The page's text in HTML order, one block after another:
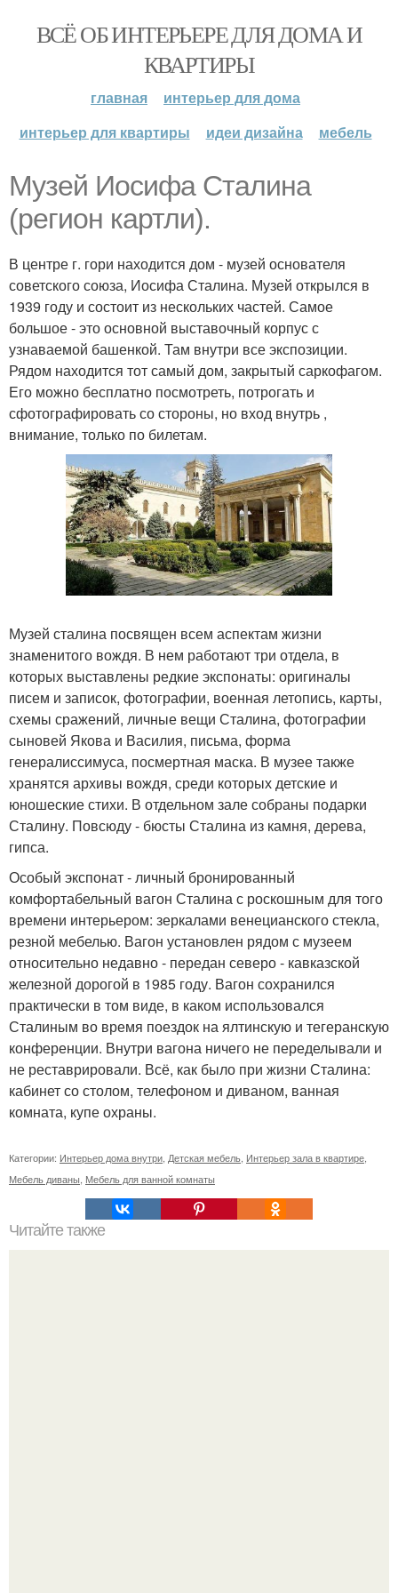
ВСЁ ОБ ИНТЕРЬЕРЕ ДЛЯ ДОМА И
КВАРТИРЫ
главная
интерьер для дома
интерьер для квартиры
идеи дизайна мебель
Музей Иосифа Сталина
(регион картли).
В центре г. гори находится дом - музей основателя
советского союза, Иосифа Сталина. Музей открылся в
1939 году и состоит из нескольких частей. Самое
большое - это основной выставочный корпус с
узнаваемой башенкой. Там внутри все экспозиции.
Рядом находится тот самый дом, закрытый саркофагом.
Его можно бесплатно посмотреть, потрогать и
сфотографировать со стороны, но вход внутрь ,
внимание, только по билетам.
Музей сталина посвящен всем аспектам жизни
знаменитого вождя. В нем работают три отдела, в
которых выставлены редкие экспонаты: оригиналы
писем и записок, фотографии, военная летопись, карты,
схемы сражений, личные вещи Сталина, фотографии
сыновей Якова и Василия, письма, форма
генералиссимуса, посмертная маска. В музее также
хранятся архивы вождя, среди которых детские и
юношеские стихи. В отдельном зале собраны подарки
Сталину. Повсюду - бюсты Сталина из камня, дерева,
гипса.
Особый экспонат - личный бронированный
комфортабельный вагон Сталина с роскошным для того
времени интерьером: зеркалами венецианского стекла,
резной мебелью. Вагон установлен рядом с музеем
относительно недавно - передан северо - кавказской
железной дорогой в 1985 году. Вагон сохранился
практически в том виде, в каком использовался
Сталиным во время поездок на ялтинскую и тегеранскую
конференции. Внутри вагона ничего не переделывали и
не реставрировали. Всё, как было при жизни Сталина:
кабинет со столом, телефоном и диваном, ванная
комната, купе охраны.
Категории: Интерьер дома внутри Детская мебель Интерьер зала в квартире
Мебель диваны Мебель для ванной комнаты
Читайте также